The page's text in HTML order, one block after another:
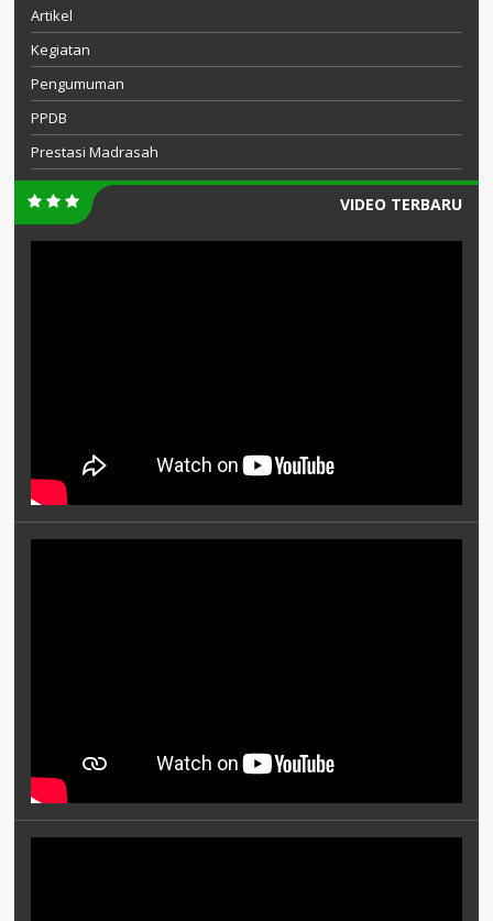
Artikel
Kegiatan
Pengumuman
PPDB
Prestasi Madrasah
VIDEO TERBARU